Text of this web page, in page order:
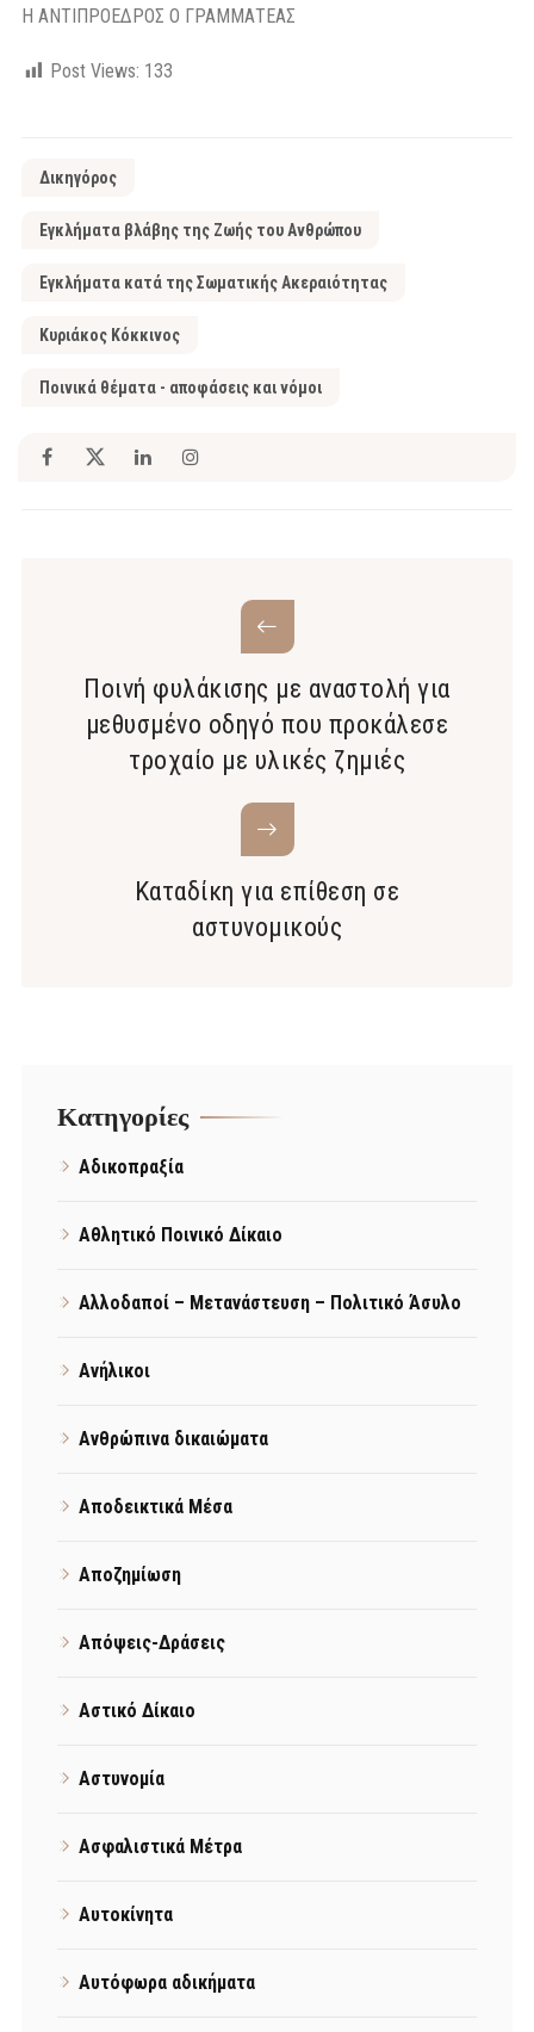
Η ΑΝΤΙΠΡΟΕΔΡΟΣ Ο ΓΡΑΜΜΑΤΕΑΣ
Post Views: 133
Δικηγόρος
Εγκλήματα βλάβης της Ζωής του Ανθρώπου
Εγκλήματα κατά της Σωματικής Ακεραιότητας
Κυριάκος Κόκκινος
Ποινικά θέματα - αποφάσεις και νόμοι
Ποινή φυλάκισης με αναστολή για
μεθυσμένο οδηγό που προκάλεσε
τροχαίο με υλικές ζημιές
Καταδίκη για επίθεση σε
αστυνομικούς
Kατηγορίες
Αδικοπραξία
Αθλητικό Ποινικό Δίκαιο
Αλλοδαποί – Μετανάστευση – Πολιτικό Άσυλο
Ανήλικοι
Ανθρώπινα δικαιώματα
Αποδεικτικά Μέσα
Αποζημίωση
Απόψεις-Δράσεις
Αστικό Δίκαιο
Αστυνομία
Ασφαλιστικά Μέτρα
Αυτοκίνητα
Αυτόφωρα αδικήματα